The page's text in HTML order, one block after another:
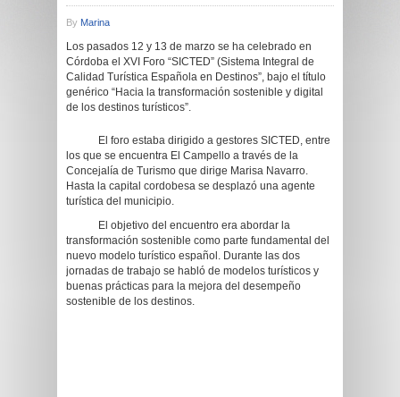
By Marina
Los pasados 12 y 13 de marzo se ha celebrado en
Córdoba el XVI Foro “SICTED” (Sistema Integral de
Calidad Turística Española en Destinos”, bajo el título
genérico “Hacia la transformación sostenible y digital
de los destinos turísticos”.
El foro estaba dirigido a gestores SICTED, entre
los que se encuentra El Campello a través de la
Concejalía de Turismo que dirige Marisa Navarro.
Hasta la capital cordobesa se desplazó una agente
turística del municipio.
El objetivo del encuentro era abordar la
transformación sostenible como parte fundamental del
nuevo modelo turístico español. Durante las dos
jornadas de trabajo se habló de modelos turísticos y
buenas prácticas para la mejora del desempeño
sostenible de los destinos.